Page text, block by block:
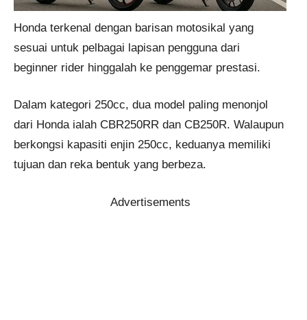
Honda terkenal dengan barisan motosikal yang
sesuai untuk pelbagai lapisan pengguna dari
beginner rider hinggalah ke penggemar prestasi.
Dalam kategori 250cc, dua model paling menonjol
dari Honda ialah CBR250RR dan CB250R. Walaupun
berkongsi kapasiti enjin 250cc, keduanya memiliki
tujuan dan reka bentuk yang berbeza.
Advertisements